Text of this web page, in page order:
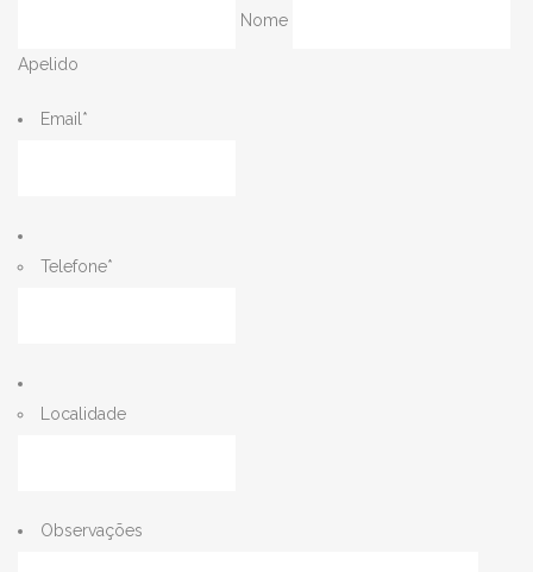
Nome
Apelido
Email *
Telefone*
Localidade
Observações